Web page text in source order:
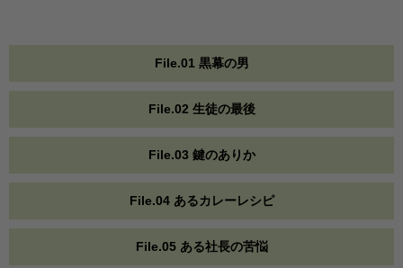
File.01 黒幕の男
File.02 生徒の最後
File.03 鍵のありか
File.04 あるカレーレシピ
File.05 ある社長の苦悩